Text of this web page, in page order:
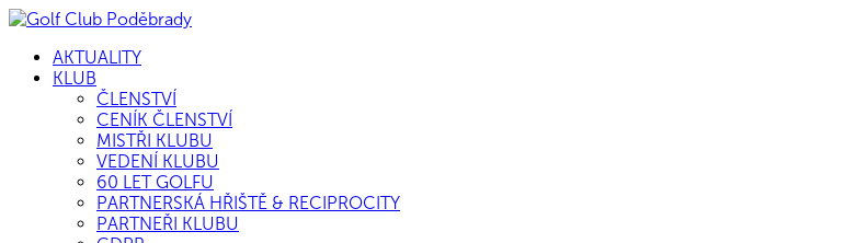
AKTUALITY
KLUB
ČLENSTVÍ
CENÍK ČLENSTVÍ
MISTŘI KLUBU
VEDENÍ KLUBU
60 LET GOLFU
PARTNERSKÁ HŘIŠTĚ & RECIPROCITY
PARTNEŘI KLUBU